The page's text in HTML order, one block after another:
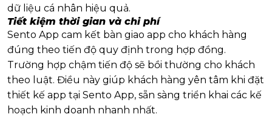
dữ liệu cá nhân hiệu quả.
Tiết kiệm thời gian và chi phí
Sento App cam kết bàn giao app cho khách hàng
đúng theo tiến độ quy định trong hợp đồng.
Trường hợp chậm tiến độ sẽ bồi thường cho khách
theo luật. Điều này giúp khách hàng yên tâm khi đặt
thiết kế app tại Sento App, sẵn sàng triển khai các kế
hoạch kinh doanh nhanh nhất.